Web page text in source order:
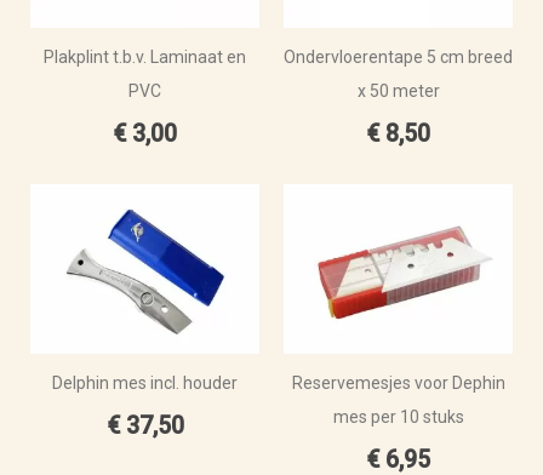
Plakplint t.b.v. Laminaat en
PVC
€ 3,00
Ondervloerentape 5 cm breed
x 50 meter
€ 8,50
Delphin mes incl. houder
€ 37,50
Reservemesjes voor Dephin
mes per 10 stuks
€ 6,95